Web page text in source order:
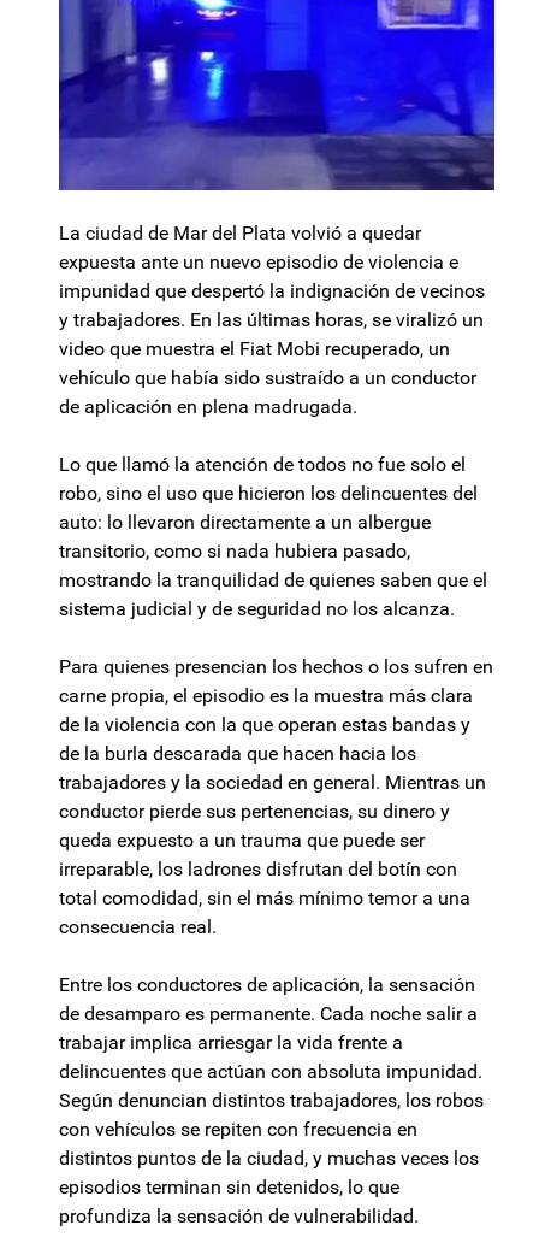
La ciudad de Mar del Plata volvió a quedar
expuesta ante un nuevo episodio de violencia e
impunidad que despertó la indignación de vecinos
y trabajadores. En las últimas horas, se viralizó un
video que muestra el Fiat Mobi recuperado, un
vehículo que había sido sustraído a un conductor
de aplicación en plena madrugada.
Lo que llamó la atención de todos no fue solo el
robo, sino el uso que hicieron los delincuentes del
auto: lo llevaron directamente a un albergue
transitorio, como si nada hubiera pasado,
mostrando la tranquilidad de quienes saben que el
sistema judicial y de seguridad no los alcanza.
Para quienes presencian los hechos o los sufren en
carne propia, el episodio es la muestra más clara
de la violencia con la que operan estas bandas y
de la burla descarada que hacen hacia los
trabajadores y la sociedad en general. Mientras un
conductor pierde sus pertenencias, su dinero y
queda expuesto a un trauma que puede ser
irreparable, los ladrones disfrutan del botín con
total comodidad, sin el más mínimo temor a una
consecuencia real.
Entre los conductores de aplicación, la sensación
de desamparo es permanente. Cada noche salir a
trabajar implica arriesgar la vida frente a
delincuentes que actúan con absoluta impunidad.
Según denuncian distintos trabajadores, los robos
con vehículos se repiten con frecuencia en
distintos puntos de la ciudad, y muchas veces los
episodios terminan sin detenidos, lo que
profundiza la sensación de vulnerabilidad.